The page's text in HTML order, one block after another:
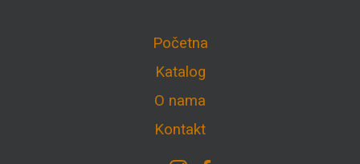
Početna
Katalog
O nama
Kontakt